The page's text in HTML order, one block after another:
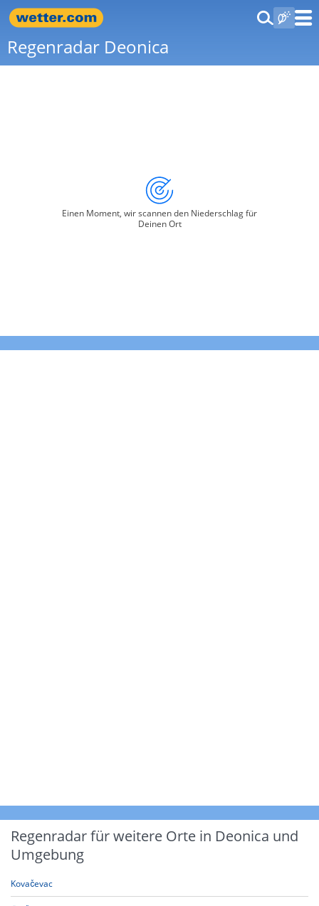
Regenradar Deonica
Einen Moment, wir scannen den Niederschlag für
Deinen Ort
Regenradar für weitere Orte in Deonica und
Umgebung
Kovačevac